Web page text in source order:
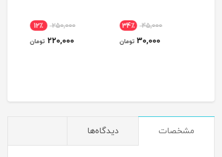
45,000 34٪
30,000 تومان
250,000 12٪
220,000 تومان
مشخصات دیدگاه‌ها